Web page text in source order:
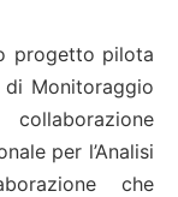
progetto pilota
di Monitoraggio
per l’Analisi
che